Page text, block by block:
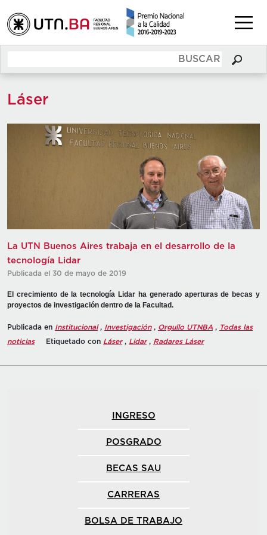
Láser
La UTN Buenos Aires trabaja en el desarrollo de la
tecnología Lidar
Publicada el 30 de mayo de 2019
El crecimiento de la tecnología Lidar ha generado aperturas de becas y
proyectos de investigación dentro de la Facultad.
Publicada en Institucional, Investigación, Orgullo UTNBA , Todas las
noticias
Etiquetado con Láser, Lidar, Radares Láser
INGRESO
POSGRADO
BECAS SAU
CARRERAS
BOLSA DE TRABAJO